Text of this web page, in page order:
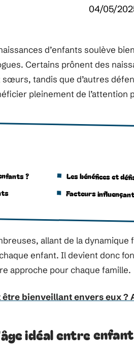
04/05/
d’enfants soulève
Certains prônent des
tandis que d’autres
pleinement de l’attention
? Les bénéfices et
Facteurs influençant
allant de la dynamique
enfant. Il devient donc
approche pour chaque famille.
être bienveillant envers eux ?
idéal entre